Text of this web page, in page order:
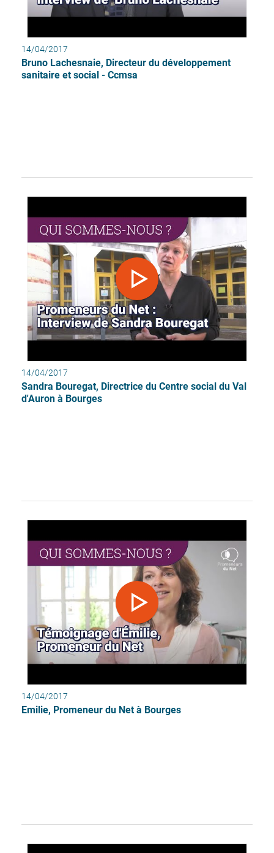
14/04/2017
Bruno Lachesnaie, Directeur du développement
sanitaire et social - Ccmsa
14/04/2017
Sandra Bouregat, Directrice du Centre social du Val
d'Auron à Bourges
14/04/2017
Emilie, Promeneur du Net à Bourges